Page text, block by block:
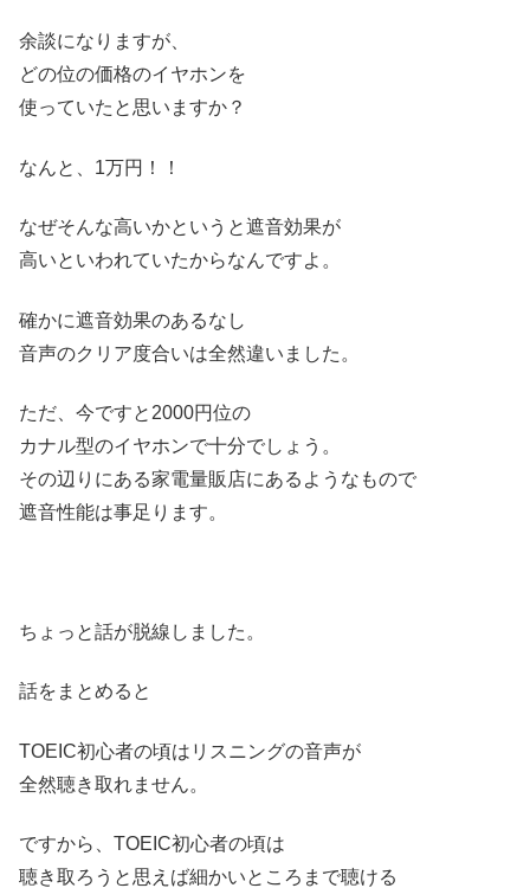
余談になりますが、
どの位の価格のイヤホンを
使っていたと思いますか？
なんと、1万円！！
なぜそんな高いかというと遮音効果が
高いといわれていたからなんですよ。
確かに遮音効果のあるなし
音声のクリア度合いは全然違いました。
ただ、今ですと2000円位の
カナル型のイヤホンで十分でしょう。
その辺りにある家電量販店にあるようなもので
遮音性能は事足ります。
ちょっと話が脱線しました。
話をまとめると
TOEIC初心者の頃はリスニングの音声が
全然聴き取れません。
ですから、TOEIC初心者の頃は
聴き取ろうと思えば細かいところまで聴ける